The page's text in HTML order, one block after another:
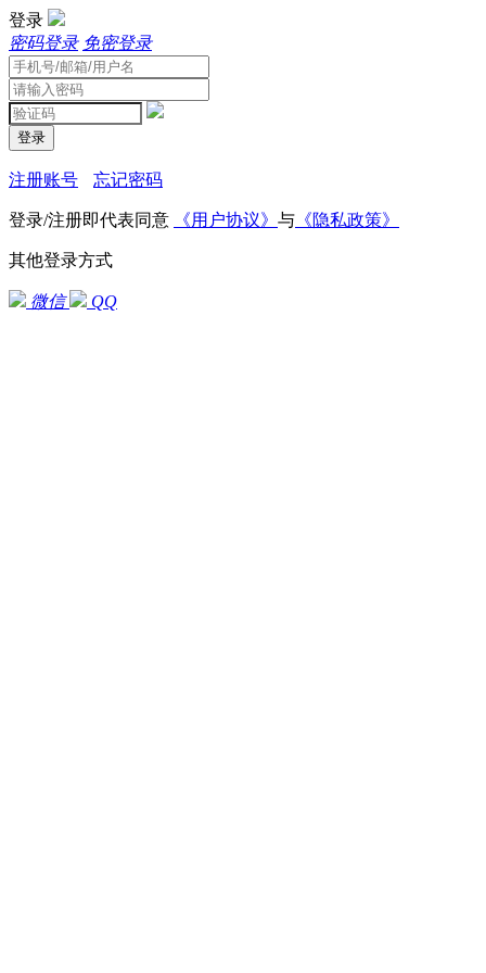
登录
密码登录 免密登录
登录
注册账号 忘记密码
登录/注册即代表同意 《用户协议》 与 《隐私政策》
其他登录方式
微信 QQ